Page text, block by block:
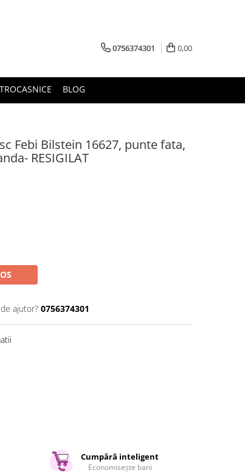
0756374301 0,00
BLOG
Febi Bilstein 16627, punte fata,
RESIGILAT
ajutor? 0756374301
Cumpără inteligent
Economisește bani